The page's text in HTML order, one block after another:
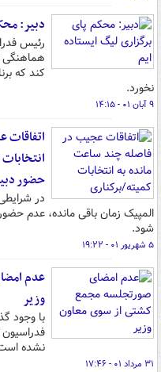
دبیر:
رئیس
هماهنگی
کند که
نخورد.
۹ آبان ۰۱ - ۱۴:۱۵
اتفاقات
حضور
در
المپیک زمان باقی مانده، عدم
شود.
۵ شهریور ۰۱ - ۱۹:۲۲
عدم
وزیر
نشده
۳۱ مرداد ۰۱ - ۱۷:۴۶